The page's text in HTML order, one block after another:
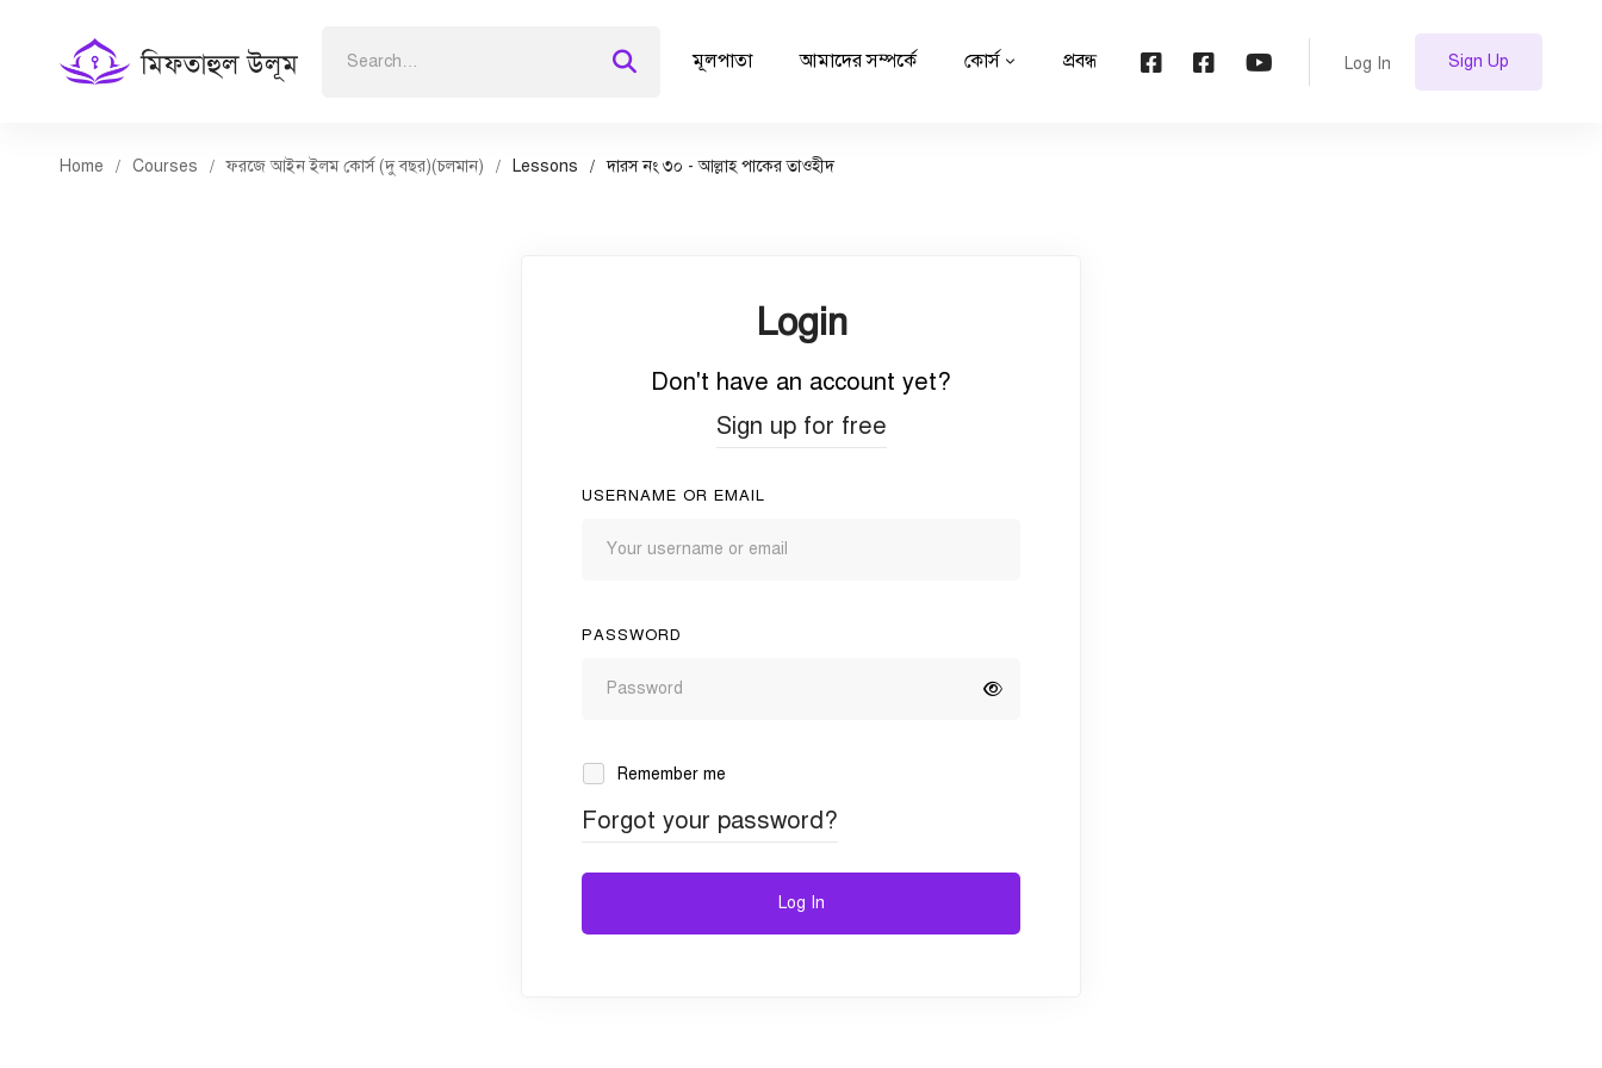
Search
মূলপাতা আমাদের সম্পর্কে কোর্স প্রবন্ধ Log In Sign Up
Home Courses ফরজে আইন ইলম কোর্স (দু বছর)(চলমান) Lessons দারস নং ৩০ - আল্লাহ পাকের তাওহীদ
Login
Don't have an account yet?
Sign up for free
USERNAME OR EMAIL
PASSWORD
Remember me
Forgot your password?
Log In